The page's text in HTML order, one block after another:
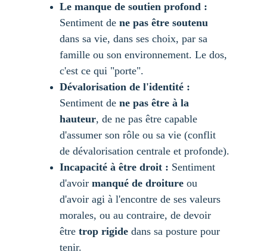
Le manque de soutien profond :
Sentiment de ne pas être soutenu
dans sa vie, dans ses choix, par sa
famille ou son environnement. Le dos,
c'est ce qui "porte".
Dévalorisation de l'identité :
Sentiment de ne pas être à la
hauteur, de ne pas être capable
d'assumer son rôle ou sa vie (conflit
de dévalorisation centrale et profonde).
Incapacité à être droit : Sentiment
d'avoir manqué de droiture ou
d'avoir agi à l'encontre de ses valeurs
morales, ou au contraire, de devoir
être trop rigide dans sa posture pour
tenir.